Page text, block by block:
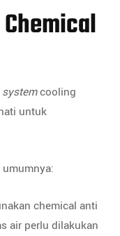
systemcooling
untuk
chemical anti
air perlu dilakukan